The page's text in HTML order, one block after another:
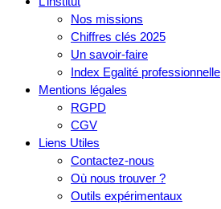
Nos missions
Chiffres clés 2025
Un savoir-faire
Index Egalité professionnelle
Mentions légales
RGPD
CGV
Liens Utiles
Contactez-nous
Où nous trouver ?
Outils expérimentaux